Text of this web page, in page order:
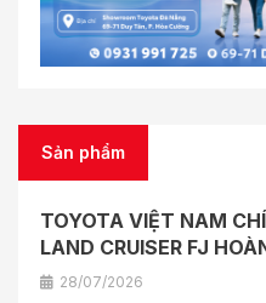
Sản phẩm
TOYOTA VIỆT NAM
LAND CRUISER FJ
28/07/2026